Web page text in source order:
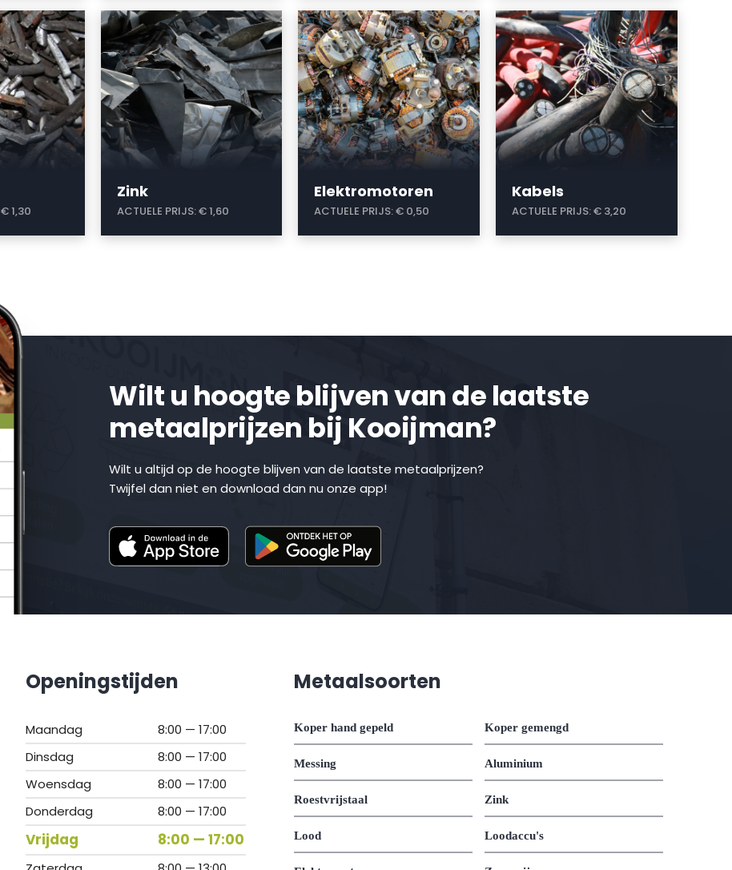
€ 1,30
Zink
ACTUELE PRIJS:€ 1,60
a
Elektromotoren
ACTUELE PRIJS:€ 0,50
a
Kabels
ACTUELE PRIJS:€ 3,20
a
Wilt u hoogte blijven van de laatste
metaalprijzen bij Kooijman?
Wilt u altijd op de hoogte blijven van de laatste metaalprijzen?
Twijfel dan niet en download dan nu onze app!
Openingstijden
Maandag
8:00 — 17:00
Dinsdag
8:00 — 17:00
Woensdag
8:00 — 17:00
Donderdag
8:00 — 17:00
Vrijdag 8:00 — 17:00
Metaalsoorten
Koper hand gepeld Koper gemengd
Messing Aluminium
Roestvrijstaal Zink
Lood Loodaccu's